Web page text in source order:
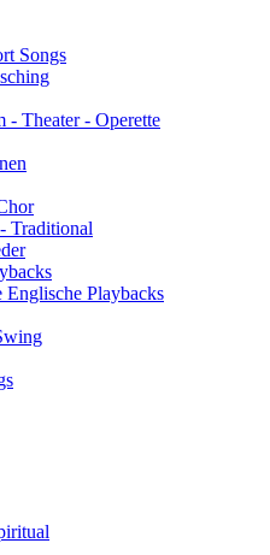
Songs
- Theater - Operette
Traditional
Englische Playbacks